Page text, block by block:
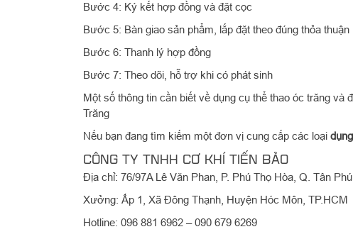
Bước 4: Ký kết hợp đồng và đặt cọc
Bước 5: Bàn giao sản phẩm, lắp đặt theo đúng thỏa thuận
Bước 6: Thanh lý hợp đồng
Bước 7: Theo dõi, hỗ trợ khi có phát sinh
Một số thông tin cần biết về dụng cụ thể thao óc trăng
Trăng
Nếu bạn đang tìm kiếm một đơn vị cung cấp các loại
CÔNG TY TNHH CƠ KHÍ TIẾN BẢO
Địa chỉ: 76/97A Lê Văn Phan, P. Phú Thọ Hòa, Q. Tân
Xưởng: Ấp 1, Xã Đông Thạnh, Huyện Hóc Môn, TP.HCM
Hotline: 096 881 6962 – 090 679 6269